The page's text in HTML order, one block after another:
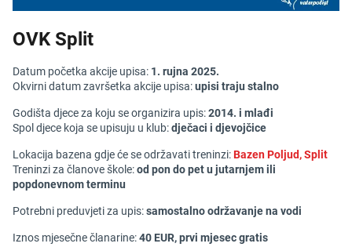
OVK Split
Datum početka akcije upisa: 1. rujna 2025.
Okvirni datum završetka akcije upisa:upisi traju stalno
Godišta djece za koju se organizira upis:2014. i mlađi
Spol djece koja se upisuju u klub:dječaci i djevojčice
Lokacija bazena gdje će se održavati treninzi:Bazen Poljud, Split
Treninzi za članove škole:od pon do pet u jutarnjem ili
popdonevnom terminu
Potrebni preduvjeti za upis:samostalno održavanje na vodi
Iznos mjesečne članarine:40 EUR, prvi mjesec gratis